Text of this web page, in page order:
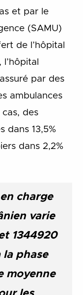
et par le
(SAMU)
de l’hôpital
par des
ambulances
cas, des
dans 13,5%
dans 2,2%
charge
varie
1344920
la phase
moyenne